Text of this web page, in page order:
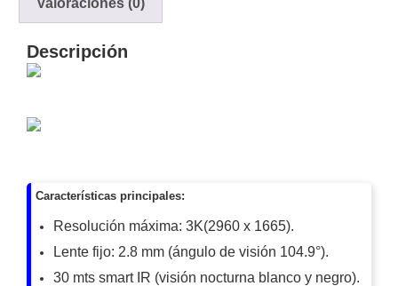
HDMI
Cámaras
IP y NVRs
Domo
/ Eyeball /
TurretFisheye
Valoraciones (0)
Descripción
Características principales:
Resolución máxima: 3K(2960 x 1665).
Lente fijo: 2.8 mm (ángulo de visión 104.9°).
30 mts smart IR (visión nocturna blanco y negro).